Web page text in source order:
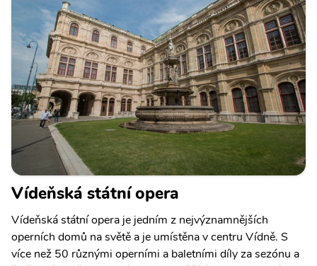
Vídeňská státní opera
Vídeňská státní opera je jedním z nejvýznamnějších
operních domů na světě a je umístěna v centru Vídně. S
více než 50 různými operními a baletními díly za sezónu a